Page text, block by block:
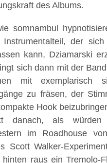
des Albums.
somnambul
Instrumentalteil, der
kann, Dziamarski
sich dann mit der
mit exemplarisch
zu fräsen, der
Hook
danach, als
im Roadhouse
Scott Walker-
raus ein Tremolo-